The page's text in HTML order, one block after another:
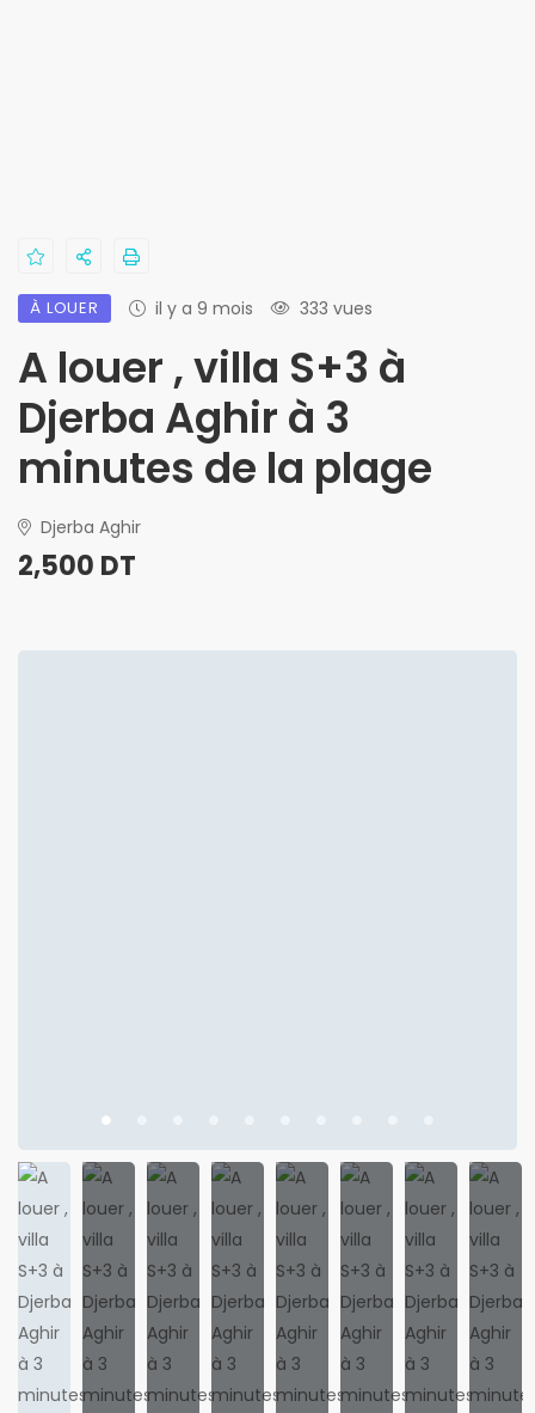
À LOUER il y a 9 mois 333 vues
A louer , villa S+3 à
Djerba Aghir à 3
minutes de la plage
Djerba Aghir
2,500 DT